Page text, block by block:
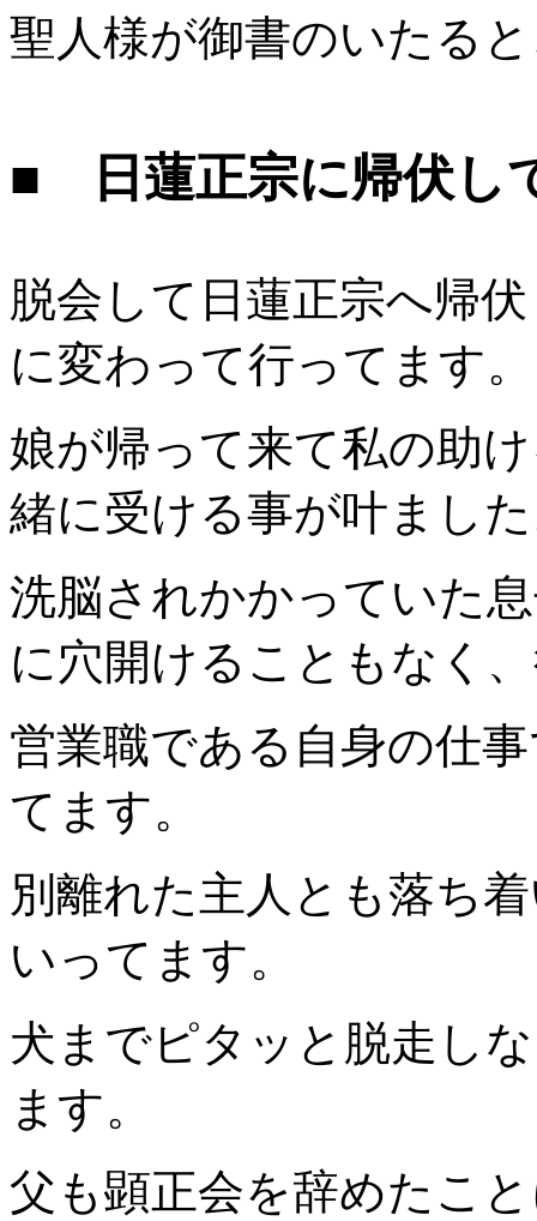
聖人様が御書のいたる
■ 日蓮正宗に帰伏し
脱会して日蓮正宗へ帰
に変わって行ってます。
娘が帰って来て私の助
緒に受ける事が叶まし
洗脳されかかっていた
に穴開けることもなく
営業職である自身の仕
てます。
別離れた主人とも落ち
いってます。
犬までピタッと脱走し
ます。
父も顕正会を辞めたこ